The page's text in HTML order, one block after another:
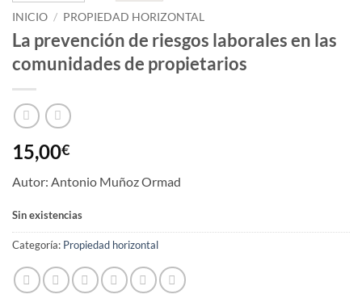
INICIO / PROPIEDAD HORIZONTAL
La prevención de riesgos laborales en las
comunidades de propietarios
15,00€
Autor: Antonio Muñoz Ormad
Sin existencias
Categoría: Propiedad horizontal